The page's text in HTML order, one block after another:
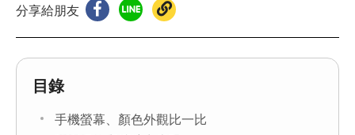
分享給朋友
目錄
手機螢幕、顏色外觀比一比